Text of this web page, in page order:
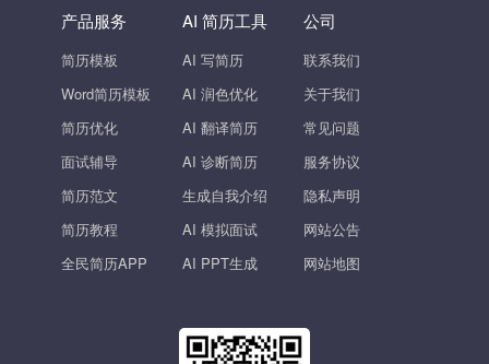
产品服务
简历模板
Word简历模板
简历优化
面试辅导
简历范文
简历教程
全民简历APP
AI 简历工具
AI 写简历
AI 润色优化
AI 翻译简历
AI 诊断简历
生成自我介绍
AI 模拟面试
AI PPT生成
公司
联系我们
关于我们
常见问题
服务协议
隐私声明
网站公告
网站地图